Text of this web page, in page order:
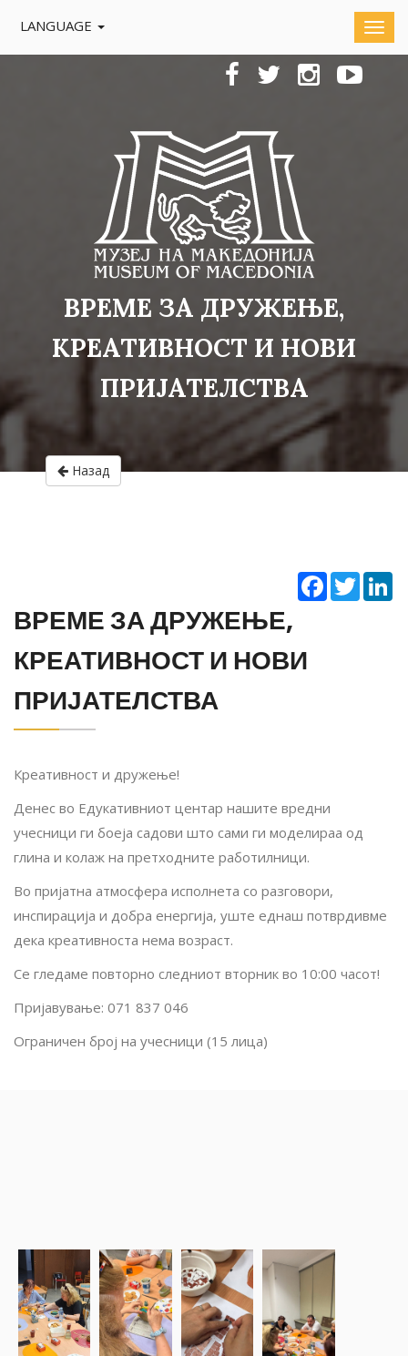
Назад
LANGUAGE
ВРЕМЕ ЗА ДРУЖЕЊЕ,
КРЕАТИВНОСТ И НОВИ
ПРИЈАТЕЛСТВА
Facebook
Twitter
ВРЕМЕ ЗА ДРУЖЕЊЕ,
КРЕАТИВНОСТ И НОВИ
ПРИЈАТЕЛСТВА
Креативност и дружење!
Денес во Едукативниот центар нашите вредни
учесници ги боеја садови што сами ги моделираа од
глина и колаж на претходните работилници.
Во пријатна атмосфера исполнета со разговори,
инспирација и добра енергија, уште еднаш потврдивме
дека креативноста нема возраст.
Се гледаме повторно следниот вторник во 10:00 часот!
Пријавување: 071 837 046
Ограничен број на учесници (15 лица)